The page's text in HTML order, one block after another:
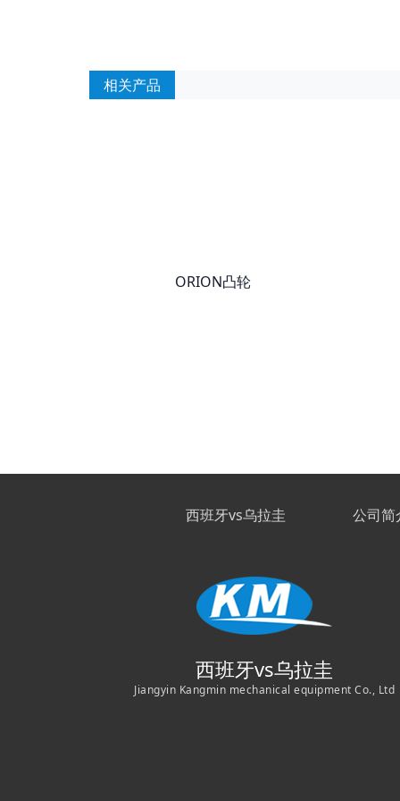
相关产品
ORION凸轮
西班牙vs乌拉圭 公司简
西班牙vs乌拉圭
Jiangyin Kangmin mechanical equipment Co., Ltd